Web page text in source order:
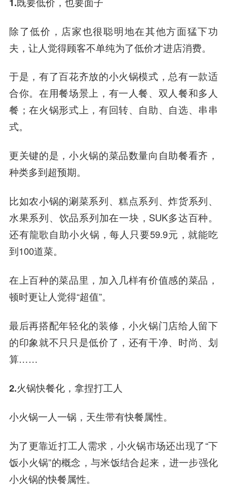
除了低价，店家也很聪明地在其他方面猛下功
夫，让人觉得顾客不单纯为了低价才进店消费。
于是，有了百花齐放的小火锅模式，总有一款适
合你。在用餐场景上，有一人餐、双人餐和多人
餐；在火锅形式上，有回转、自助、自选、串串
式。
更关键的是，小火锅的菜品数量向自助餐看齐，
种类多到超预期。
比如农小锅的涮菜系列、糕点系列、炸货系列、
水果系列、饮品系列加在一块，SUK多达百种。
还有龍歌自助小火锅，每人只要59.9元，就能吃
到100道菜。
在上百种的菜品里，加入几样有价值感的菜品，
顿时更让人觉得“超值”。
最后再搭配年轻化的装修，小火锅门店给人留下
的印象就不只只是低价了，还有干净、时尚、划
算……
2.火锅快餐化，拿捏打工人
小火锅一人一锅，天生带有快餐属性。
为了更靠近打工人需求，小火锅市场还出现了“下
饭小火锅”的概念，与米饭结合起来，进一步强化
小火锅的快餐属性。